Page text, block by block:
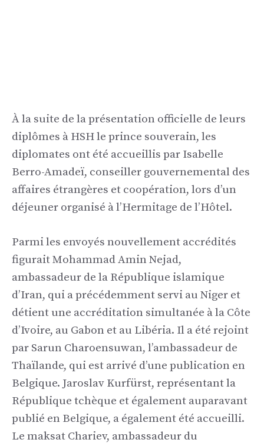
À la suite de la présentation officielle de leurs
diplômes à HSH le prince souverain, les
diplomates ont été accueillis par Isabelle
Berro-Amadeï, conseiller gouvernemental des
affaires étrangères et coopération, lors d’un
déjeuner organisé à l’Hermitage de l’Hôtel.
Parmi les envoyés nouvellement accrédités
figurait Mohammad Amin Nejad,
ambassadeur de la République islamique
d’Iran, qui a précédemment servi au Niger et
détient une accréditation simultanée à la Côte
d’Ivoire, au Gabon et au Libéria. Il a été rejoint
par Sarun Charoensuwan, l’ambassadeur de
Thaïlande, qui est arrivé d’une publication en
Belgique. Jaroslav Kurfürst, représentant la
République tchèque et également auparavant
publié en Belgique, a également été accueilli.
Le maksat Chariev, ambassadeur du